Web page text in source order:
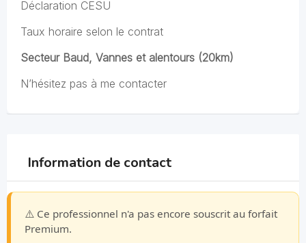
Déclaration CESU
Taux horaire selon le contrat
Secteur Baud, Vannes et alentours (20km)
N’hésitez pas à me contacter
Information de contact
⚠️ Ce professionnel n'a pas encore souscrit au forfait
Premium.